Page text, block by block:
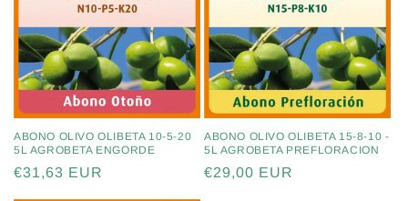
ABONO OLIVO OLIBETA 10-5-20
5L AGROBETA ENGORDE
Precio
€31,63 EUR
ABONO OLIVO OLIBETA 15-8-10 -
5L AGROBETA PREFLORACION
Precio
€29,00 EUR